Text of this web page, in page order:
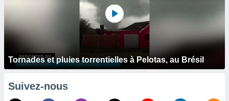
Tornades et pluies torrentielles à Pelotas, au Brésil
Suivez-nous